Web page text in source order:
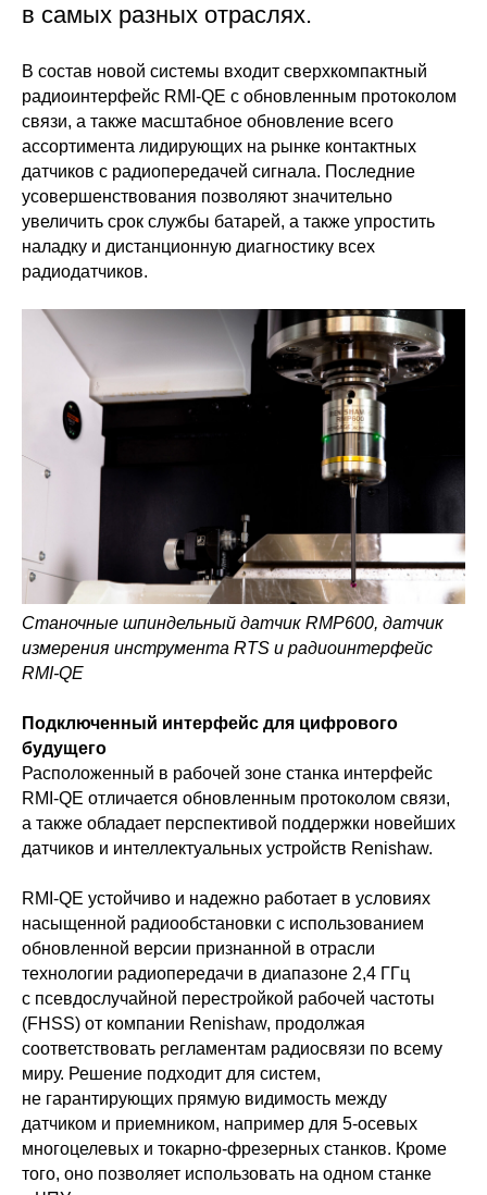
в самых разных отраслях.
В состав новой системы входит сверхкомпактный
радиоинтерфейс RMI-QE с обновленным протоколом
связи, а также масштабное обновление всего
ассортимента лидирующих на рынке контактных
датчиков с радиопередачей сигнала. Последние
усовершенствования позволяют значительно
увеличить срок службы батарей, а также упростить
наладку и дистанционную диагностику всех
радиодатчиков.
Станочные шпиндельный датчик RMP600, датчик
измерения инструмента RTS и радиоинтерфейс
RMI-QE
Подключенный интерфейс для цифрового
будущего
Расположенный в рабочей зоне станка интерфейс
RMI-QE отличается обновленным протоколом связи,
а также обладает перспективой поддержки новейших
датчиков и интеллектуальных устройств Renishaw.
RMI-QE устойчиво и надежно работает в условиях
насыщенной радиообстановки с использованием
обновленной версии признанной в отрасли
технологии радиопередачи в диапазоне 2,4 ГГц
с псевдослучайной перестройкой рабочей частоты
(FHSS) от компании Renishaw, продолжая
соответствовать регламентам радиосвязи по всему
миру. Решение подходит для систем,
не гарантирующих прямую видимость между
датчиком и приемником, например для 5-осевых
многоцелевых и токарно-фрезерных станков. Кроме
того, оно позволяет использовать на одном станке